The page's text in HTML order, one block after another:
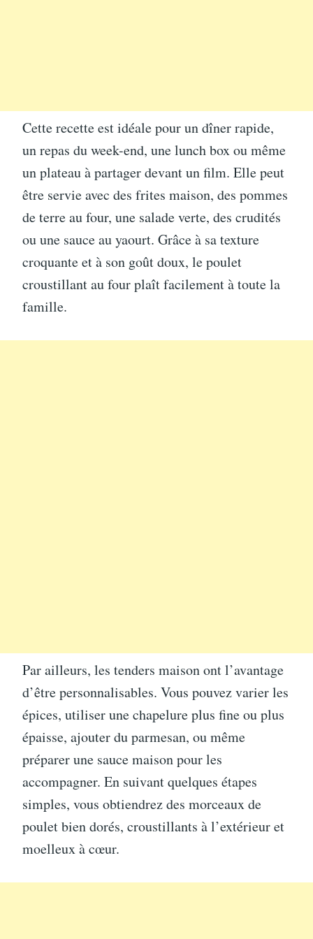
Cette recette est idéale pour un dîner rapide,
un repas du week-end, une lunch box ou même
un plateau à partager devant un film. Elle peut
être servie avec des frites maison, des pommes
de terre au four, une salade verte, des crudités
ou une sauce au yaourt. Grâce à sa texture
croquante et à son goût doux, le poulet
croustillant au four plaît facilement à toute la
famille.
Par ailleurs, les tenders maison ont l’avantage
d’être personnalisables. Vous pouvez varier les
épices, utiliser une chapelure plus fine ou plus
épaisse, ajouter du parmesan, ou même
préparer une sauce maison pour les
accompagner. En suivant quelques étapes
simples, vous obtiendrez des morceaux de
poulet bien dorés, croustillants à l’extérieur et
moelleux à cœur.